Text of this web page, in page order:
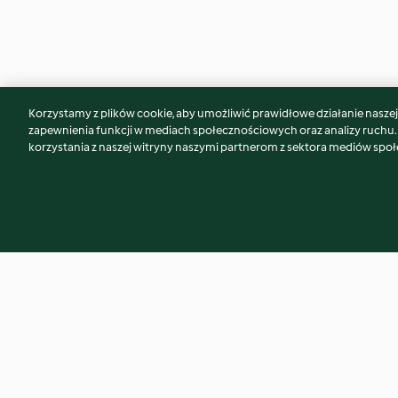
Może spodoba Ci się również...
Korzystamy z plików cookie, aby umożliwić prawidłowe działanie
zapewnienia funkcji w mediach społecznościowych oraz analizy
korzystania z naszej witryny naszymi partnerom z sektora mediów